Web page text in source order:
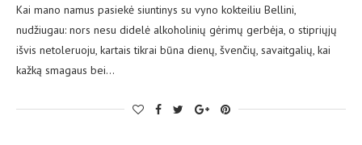
Kai mano namus pasiekė siuntinys su vyno kokteiliu Bellini,
nudžiugau: nors nesu didelė alkoholinių gėrimų gerbėja, o stipriųjų
išvis netoleruoju, kartais tikrai būna dienų, švenčių, savaitgalių, kai
kažką smagaus bei…